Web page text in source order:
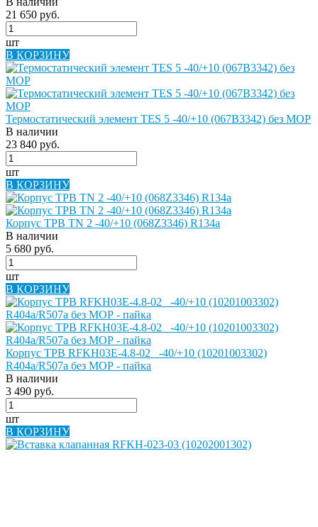
21 650 руб.
шт
В КОРЗИНУ
Термостатический элемент TES 5 -40/+10 (067B3342) без MOP
В наличии
23 840 руб.
шт
В КОРЗИНУ
Корпус ТРВ TN 2 -40/+10 (068Z3346) R134a
В наличии
5 680 руб.
шт
В КОРЗИНУ
Корпус ТРВ RFKH03E-4.8-02_ -40/+10 (10201003302)
R404a/R507a без МОР - пайка
В наличии
3 490 руб.
шт
В КОРЗИНУ